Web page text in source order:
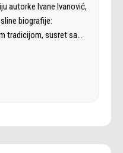
autorke Ivane Ivanović,
biografije:
tradicijom, susret sa…